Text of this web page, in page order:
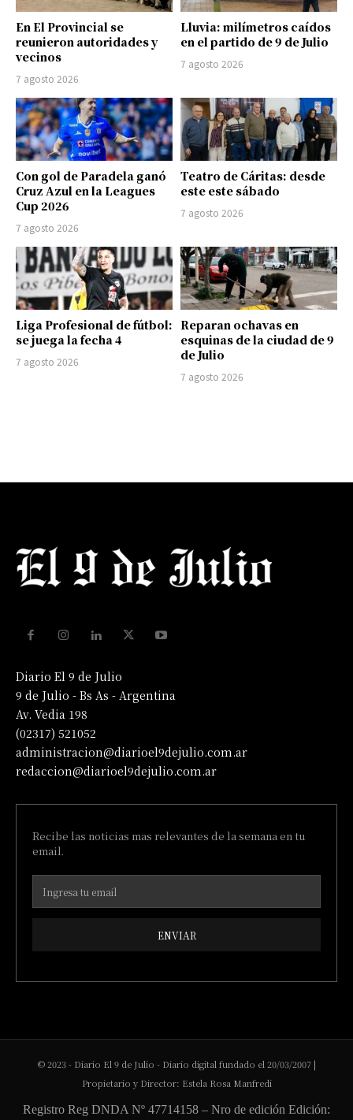
En El Provincial se
reunieron autoridades y
vecinos
7 agosto 2026
Lluvia: milímetros caídos
en el partido de 9 de Julio
7 agosto 2026
Con gol de Paradela ganó
Cruz Azul en la Leagues
Cup 2026
7 agosto 2026
Teatro de Cáritas: desde
este este sábado
7 agosto 2026
Liga Profesional de fútbol:
se juega la fecha 4
7 agosto 2026
Reparan ochavas en
esquinas de la ciudad de 9
de Julio
7 agosto 2026
Diario El 9 de Julio
9 de Julio - Bs As - Argentina
Av. Vedia 198
(02317) 521052
administracion@diarioel9dejulio.com.ar
redaccion@diarioel9dejulio.com.ar
Recibe las noticias mas relevantes de la semana en tu
email.
ENVIAR
© 2023 - Diario El 9 de Julio - Diario digital fundado el 20/03/2007 |
Propietario y Director: Estela Rosa Manfredi
Registro Reg DNDA Nº 47714158 – Nro de edición Edición: